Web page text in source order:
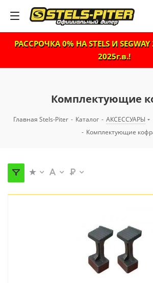
РАССРОЧКА 0% НА STELS И
2025г.в.!
Комплектующие
Главная Stels-Piter - Каталог - АКСЕССУАРЫ
- Комплектующие